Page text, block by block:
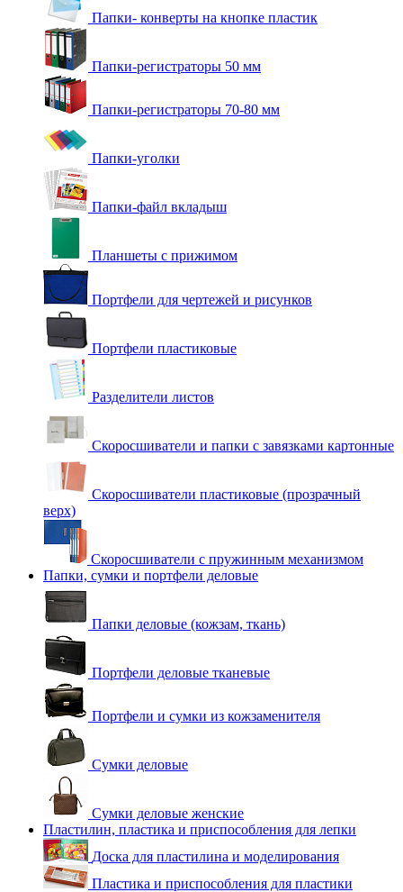
Папки- конверты на кнопке пластик
Папки-регистраторы 50 мм
Папки-регистраторы 70-80 мм
Папки-уголки
Папки-файл вкладыш
Планшеты с прижимом
Портфели для чертежей и рисунков
Портфели пластиковые
Разделители листов
Скоросшиватели и папки с завязками картонные
Скоросшиватели пластиковые (прозрачный
верх)
Скоросшиватели с пружинным механизмом
Папки, сумки и портфели деловые
Папки деловые (кожзам, ткань)
Портфели деловые тканевые
Портфели и сумки из кожзаменителя
Сумки деловые
Сумки деловые женские
Пластилин, пластика и приспособления для лепки
Доска для пластилина и моделирования
Пластика и приспособления для пластики